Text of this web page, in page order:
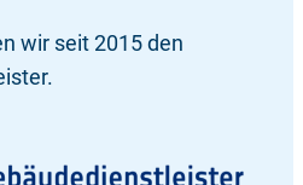
wir seit 2015 den